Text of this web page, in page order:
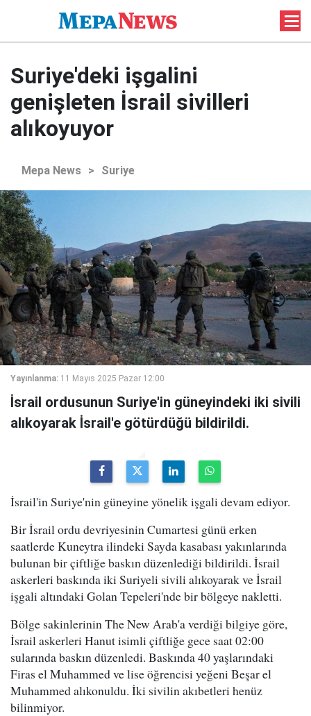
Suriye'deki işgalini
genişleten İsrail sivilleri
alıkoyuyor
Mepa News > Suriye
Yayınlanma: 11 Mayıs 2025 Pazar 12:00
İsrail ordusunun Suriye'in güneyindeki iki sivili
alıkoyarak İsrail'e götürdüğü bildirildi.
İsrail'in Suriye'nin güneyine yönelik işgali devam ediyor.
Bir İsrail ordu devriyesinin Cumartesi günü erken
saatlerde Kuneytra ilindeki Sayda kasabası yakınlarında
bulunan bir çiftliğe baskın düzenlediği bildirildi. İsrail
askerleri baskında iki Suriyeli sivili alıkoyarak ve İsrail
işgali altındaki Golan Tepeleri'nde bir bölgeye nakletti.
Bölge sakinlerinin The New Arab'a verdiği bilgiye göre,
İsrail askerleri Hanut isimli çiftliğe gece saat 02:00
sularında baskın düzenledi. Baskında 40 yaşlarındaki
Firas el Muhammed ve lise öğrencisi yeğeni Beşar el
Muhammed alıkonuldu. İki sivilin akıbetleri henüz
bilinmiyor.